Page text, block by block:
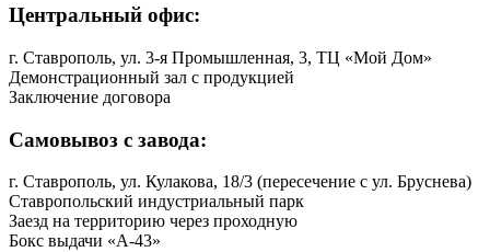
Центральный офис:
г. Ставрополь, ул. 3-я Промышленная, 3, ТЦ «Мой Дом»
Демонстрационный зал с продукцией
Заключение договора
Самовывоз с завода:
г. Ставрополь, ул. Кулакова, 18/3 (пересечение с ул. Бруснева)
Ставропольский индустриальный парк
Заезд на территорию через проходную
Бокс выдачи «A-43»